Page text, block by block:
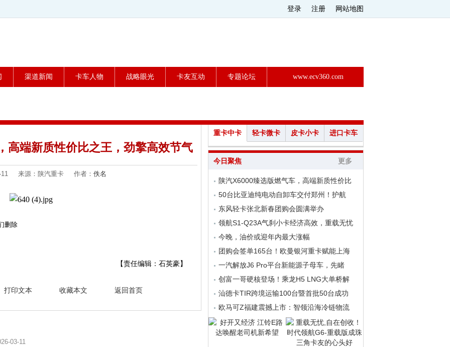
登录 注册 网站地图
渠道新闻 卡车人物 战略眼光 卡友互动 专题论坛 www.ecv360.com
高端新质性价比之王，劲擎高效节气
11 来源：陕汽重卡 作者： 佚名
删除
【责任编辑：石英豪】
打印文本 收藏本文 返回首页
03-11
重卡中卡 轻卡微卡 皮卡小卡 进口卡车
今日聚焦 更多
陕汽X6000臻选版燃气车，高端新质性价比
50台比亚迪纯电动自卸车交付郑州！护航
东风轻卡张北新春团购会圆满举办
领航S1-Q23A气刹小卡经济高效，重载无忧
今晚，油价或迎年内最大涨幅
团购会签单165台！欧曼银河重卡赋能上海
一汽解放J6 Pro平台新能源子母车，先睹
创富一哥硬核登场！乘龙H5 LNG大单桥解
汕德卡TIR跨境运输100台暨首批50台成功
欧马可Z福建震撼上市：智领沿海冷链物流